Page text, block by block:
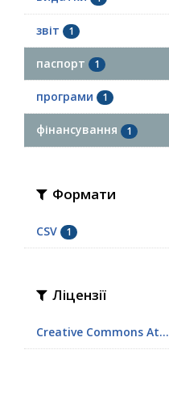
звіт 1
паспорт 1
програми 1
фінансування 1
Формати
CSV 1
Ліцензії
Creative Commons At...